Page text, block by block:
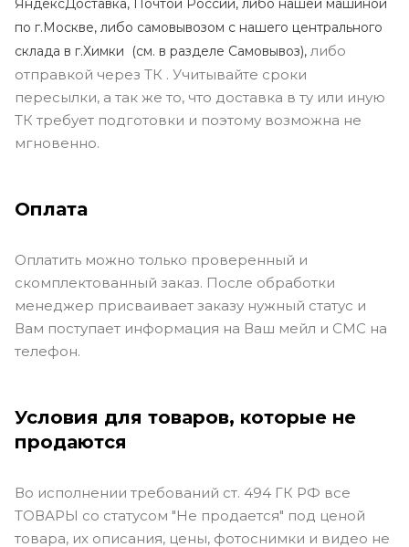
ЯндексДоставка, Почтой России, либо нашей машиной
по г.Москве, либо самовывозом с нашего центрального
склада в г.Химки (см. в разделе Самовывоз), либо
отправкой через ТК . Учитывайте сроки
пересылки, а так же то, что доставка в ту или иную
ТК требует подготовки и поэтому возможна не
мгновенно.
Оплата
Оплатить можно только проверенный и
скомплектованный заказ. После обработки
менеджер присваивает заказу нужный статус и
Вам поступает информация на Ваш мейл и СМС на
телефон.
Условия для товаров, которые не
продаются
Во исполнении требований ст. 494 ГК РФ все
ТОВАРЫ со статусом "Не продается" под ценой
товара, их описания, цены, фотоснимки и видео не